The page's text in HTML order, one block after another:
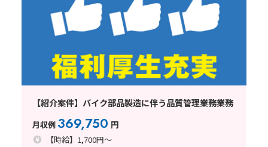
【紹介案件】バイク部品製造に伴う品質管理業務業務
月収例 369,750 円
【時給】1,700円～